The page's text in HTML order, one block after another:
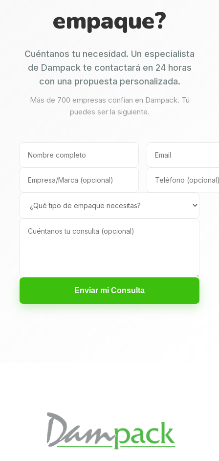
empaque?
Cuéntanos tu necesidad. Un especialista
de Dampack te contactará en 24 horas
con una propuesta personalizada.
Más de 700 empresas confían en Dampack. Tú
puedes ser la siguiente.
Enviar mi Consulta